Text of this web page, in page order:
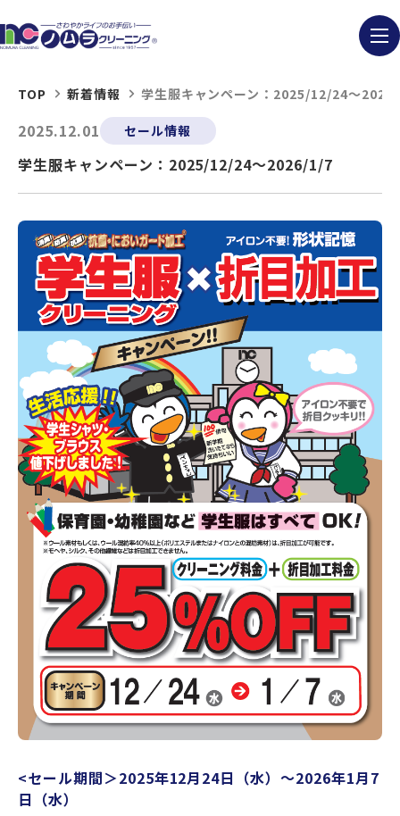
TOP 新着情報 学生服キャンペーン：2025/12/24～
2025.12.01 セール情報
学生服キャンペーン：2025/12/24～2026/1/7
<セール期間＞2025年12月24日（水）〜2026年1月7
日（水）